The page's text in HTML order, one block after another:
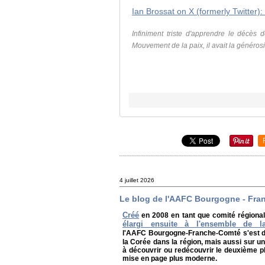
Infiniment triste d'apprendre le décès
Mouvement de la paix, il avait la
4 juillet 2026
Le blog de l'AAFC Bourgogne -
Créé en 2008 en tant que comité
élargi ensuite à l'ensemble de
l'AAFC Bourgogne-Franche-Comté s'est
la Corée dans la région, mais aussi sur
à découvrir ou redécouvrir le deuxième
mise en page plus moderne.